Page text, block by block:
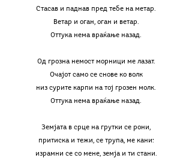
Стасав и паднав пред тебе на метар.
Ветар и оган, оган и ветар.
Оттука нема враќање назад.
Од грозна немост морници ме лазат.
Очајот само се снове ко волк
низ сурите карпи на тој грозен молк.
Оттука нема враќање назад.
Земјата в срце на грутки се рони,
притиска и тежи, се трупа, ме кани:
израмни се со мене, земја и ти стани.